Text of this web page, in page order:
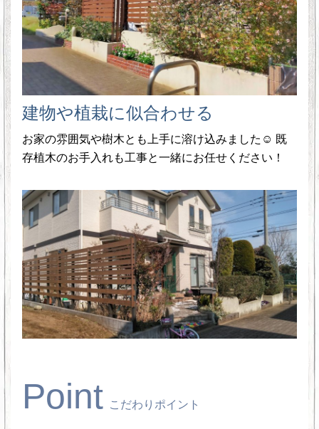
建物や植栽に似合わせる
お家の雰囲気や樹木とも上手に溶け込みました☺ 既
存植木のお手入れも工事と一緒にお任せください！
Point こだわりポイント